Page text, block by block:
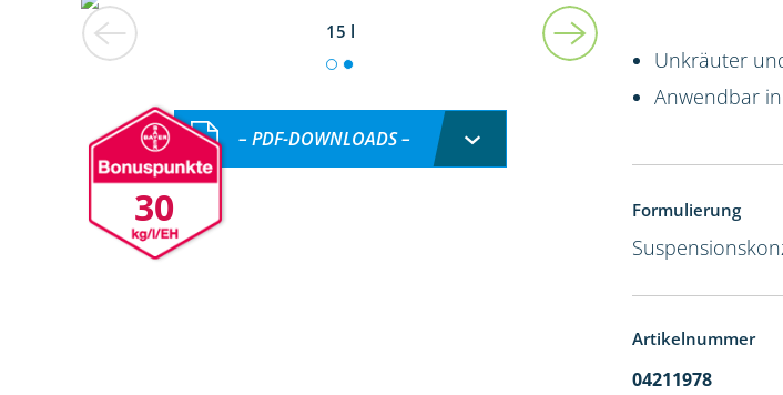
15 l
30
– PDF-DOWNLOADS –
Unkräuter
Anwendbar
Formulierung
Artikelnummer
04211978